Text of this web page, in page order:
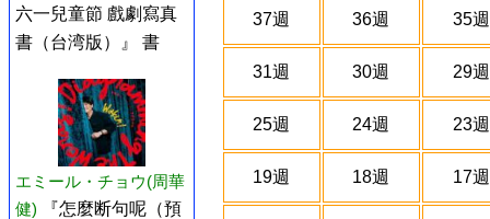
六一兒童節 戲劇寫真
書（台湾版）』 書
エミール・チョウ(周華
健)
『怎麼断句呢（預
37週 36週 35週
31週 30週 29週
25週 24週 23週
19週 18週 17週